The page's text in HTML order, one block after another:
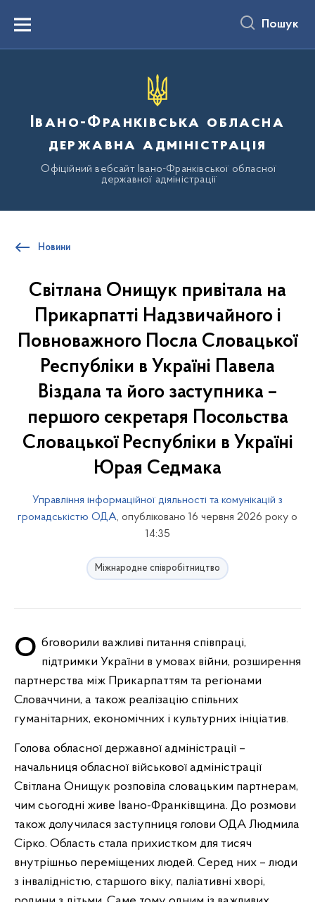
вмістуMenu Пошук
Івано-Франківська обласна
державна адміністрація
Офіційний вебсайт Івано-Франківської обласної
державної адміністрації
Новини
Світлана Онищук привітала на
Прикарпатті Надзвичайного і
Повноважного Посла Словацької
Республіки в Україні Павела
Віздала та його заступника –
першого секретаря Посольства
Словацької Республіки в Україні
Юрая Седмака
Управління інформаційної діяльності та комунікацій з
громадськістю ОДА, опубліковано 16 червня 2026 року о
14:35
Міжнародне співробітництво
Обговорили важливі питання співпраці, підтримки України в умовах війни, розширення
партнерства між Прикарпаттям та регіонами
Словаччини, а також реалізацію спільних
гуманітарних, економічних і культурних ініціатив.
Голова обласної державної адміністрації –
начальниця обласної військової адміністрації
Світлана Онищук розповіла словацьким партнерам,
чим сьогодні живе Івано-Франківщина. До розмови
також долучилася заступниця голови ОДА Людмила
Сірко. Область стала прихистком для тисяч
внутрішньо переміщених людей. Серед них – люди
з інвалідністю, старшого віку, паліативні хворі,